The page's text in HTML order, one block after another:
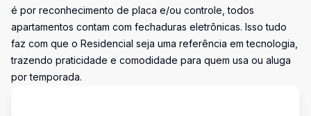
é por reconhecimento de placa e/ou controle, todos
apartamentos contam com fechaduras eletrônicas. Isso tudo
faz com que o Residencial seja uma referência em tecnologia,
trazendo praticidade e comodidade para quem usa ou aluga
por temporada.